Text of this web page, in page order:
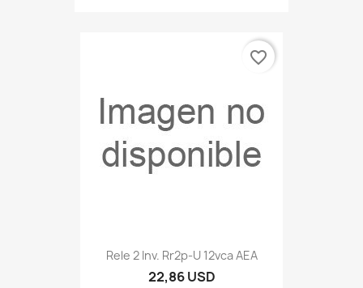
Rele 2 Inv. Rr2p-U 12vca AEA
22,86 USD
favorite_border